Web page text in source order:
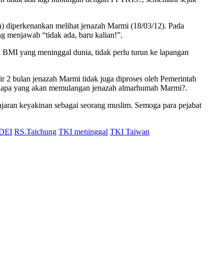
melihat jenazah Marmi (18/03/12). Pada
menjawab “tidak ada, baru kalian!”.
yang meninggal dunia, tidak perlu turun ke lapangan
2 bulan jenazah Marmi tidak juga diproses oleh Pemerintah
yang akan memulangan jenazah almarhumah Marmi?.
keyakinan sebagai seorang muslim. Semoga para pejabat
RS.Taichung TKI meninggal TKI Taiwan